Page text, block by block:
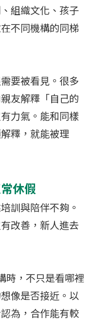
組織文化、孩子
不同機構的同梯
要被看見。很多
友解釋「自己的
力氣。能和同樣
釋，就能被理
休假
訓與陪伴不夠。
改善，新人進去
時，不只是看哪裡
像是否接近。以
為，合作能有較